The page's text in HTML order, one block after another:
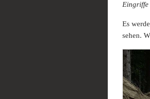
Eingriffe
Es
sehen.